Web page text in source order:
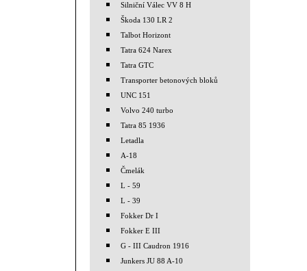
Silniční Válec VV 8 H
Škoda 130 LR 2
Talbot Horizont
Tatra 624 Narex
Tatra GTC
Transporter betonových bloků
UNC 151
Volvo 240 turbo
Tatra 85 1936
Letadla
A-18
Čmelák
L - 59
L - 39
Fokker Dr I
Fokker E III
G - III Caudron 1916
Junkers JU 88 A-10